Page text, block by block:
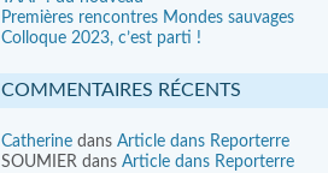
Premières rencontres Mondes sauvages
Colloque 2023, c’est parti !
COMMENTAIRES RÉCENTS
Catherine dans Article dans Reporterre
SOUMIER dans Article dans Reporterre